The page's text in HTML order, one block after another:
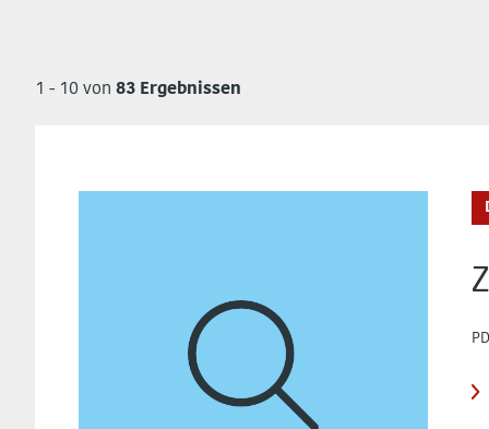
1 - 10 von 83 Ergebnissen